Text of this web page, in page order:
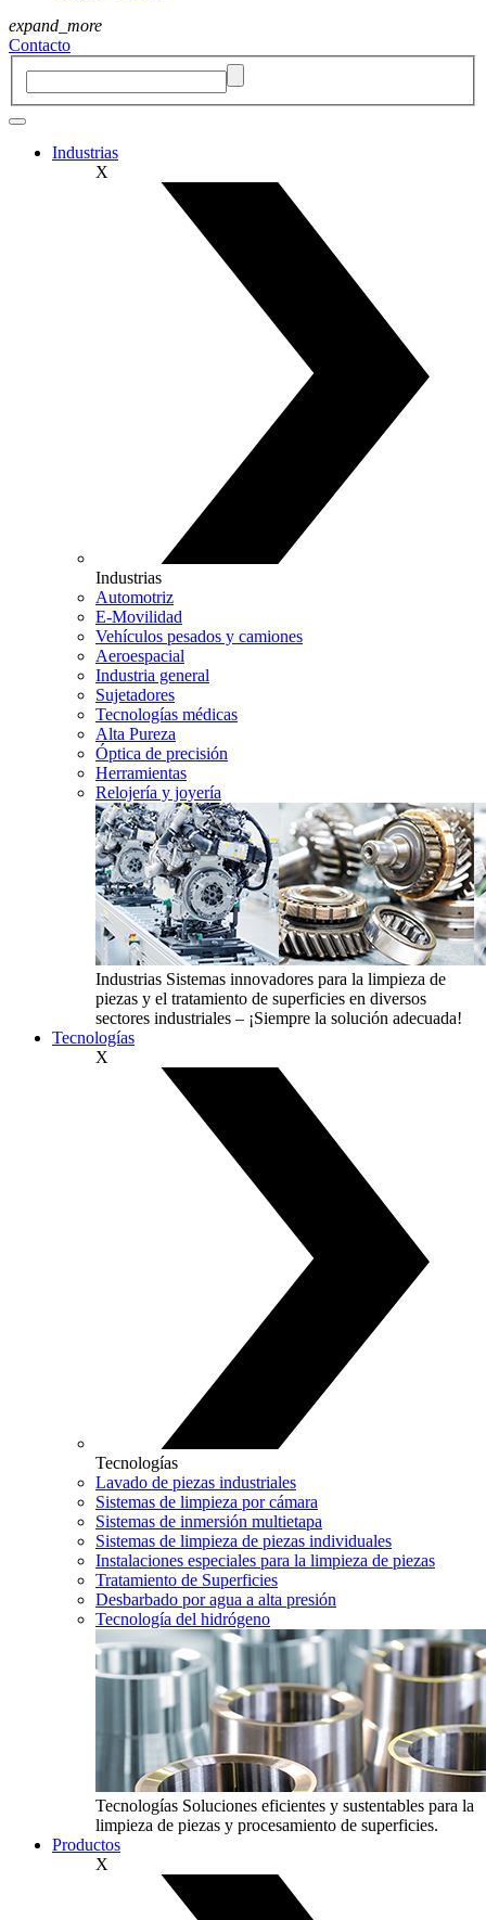
expand_more
Contacto
Industrias
X
Industrias
Automotriz
E-Movilidad
Vehículos pesados y camiones
Aeroespacial
Industria general
Sujetadores
Tecnologías médicas
Alta Pureza
Óptica de precisión
Herramientas
Relojería y joyería
Industrias Sistemas innovadores para la limpieza de
piezas y el tratamiento de superficies en diversos
sectores industriales – ¡Siempre la solución adecuada!
Tecnologías
X
Tecnologías
Lavado de piezas industriales
Sistemas de limpieza por cámara
Sistemas de inmersión multietapa
Sistemas de limpieza de piezas individuales
Instalaciones especiales para la limpieza de piezas
Tratamiento de Superficies
Desbarbado por agua a alta presión
Tecnología del hidrógeno
Tecnologías Soluciones eficientes y sustentables para la
limpieza de piezas y procesamiento de superficies.
Productos
X